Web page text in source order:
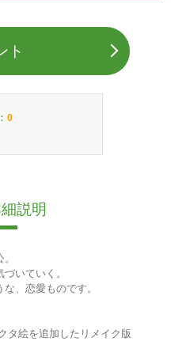
ト
0
説明
いていく。
、恋愛ものです。
タ絵を追加したリメイク版